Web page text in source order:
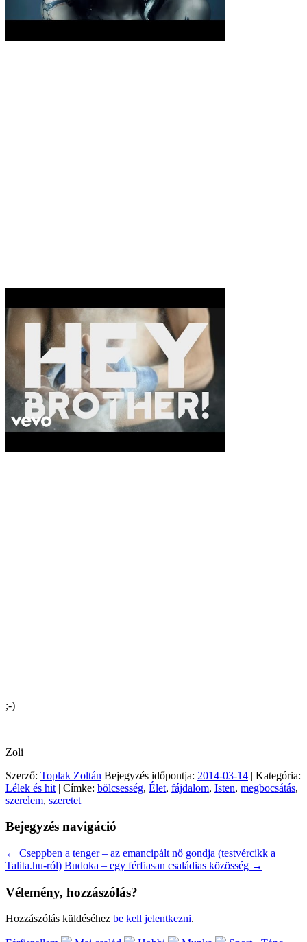
;-)
Zoli
Szerző: Toplak Zoltán Bejegyzés időpontja: 2014-03-14 | Kategória:
Lélek és hit | Címke: bölcsesség, Élet, fájdalom, Isten, megbocsátás,
szerelem, szeretet
Bejegyzés navigáció
← Cseppben a tenger – az emancipált nő gondja (testvércikk a
Talita.hu-ról) Budoka – egy férfiasan családias közösség →
Vélemény, hozzászólás?
Hozzászólás küldéséhez be kell jelentkezni.